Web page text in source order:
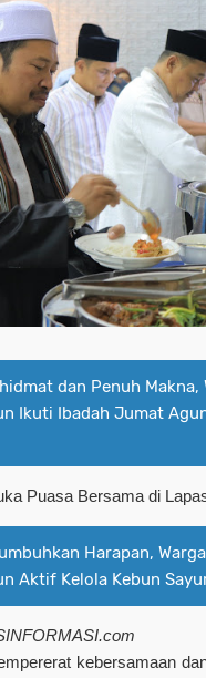
dan Penuh Makna,
Ikuti Ibadah Jumat
Puasa Bersama di
Harapan,
Aktif Kelola Kebun
kebersamaan